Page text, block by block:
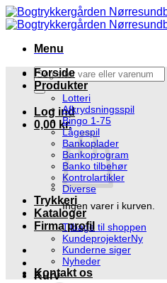
Fortsæt
til
Menu
Søg
efter:
Log ind
0,00 kr.
Ingen varer i kurven.
Tilbage til shoppen
Kurv
Forside
Produkter
Lotteri
Afkrydsningsspil
Bingo 1-75
Lågespil
Bankoplader
Bankoprogram
Banko tilbehør
Kontrolartikler
Diverse
Trykkeri
Kataloger
Firma profil
Kundeprojekter
Kunderne siger
Nyheder
Kontakt os